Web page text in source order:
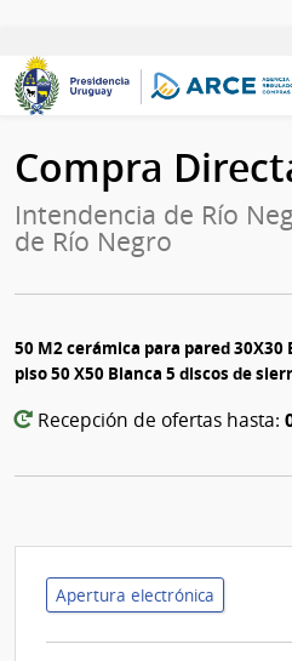
Compra
Intendencia de Río
de Río Negro
50 M2 cerámica para pared 30X30
piso 50 X50 Blanca 5 discos de
Recepción de ofertas hasta:
Apertura electrónica